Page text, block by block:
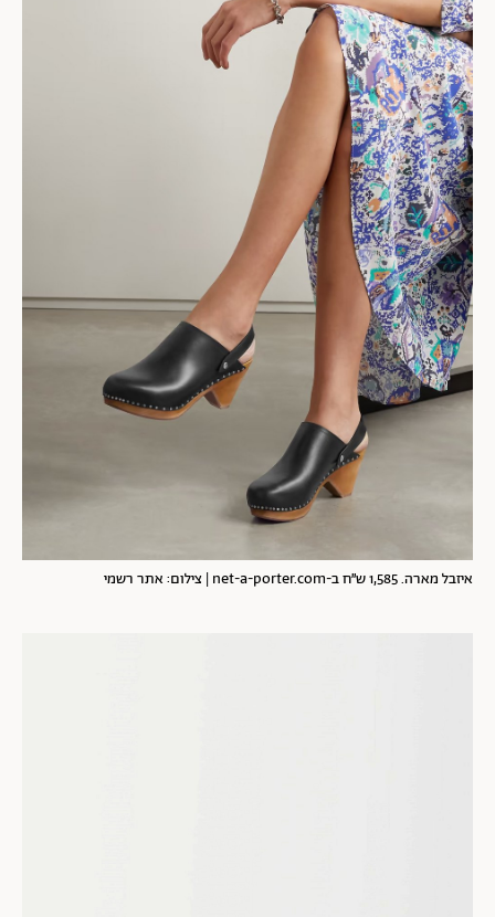
איזבל מארה. 1,585 ש״ח ב- net-a-porter.com | צילום: אתר רשמי